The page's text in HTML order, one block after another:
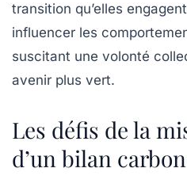
transition qu’elles
influencer les
suscitant une volonté
avenir plus vert.
Les défis de la
d’un bilan